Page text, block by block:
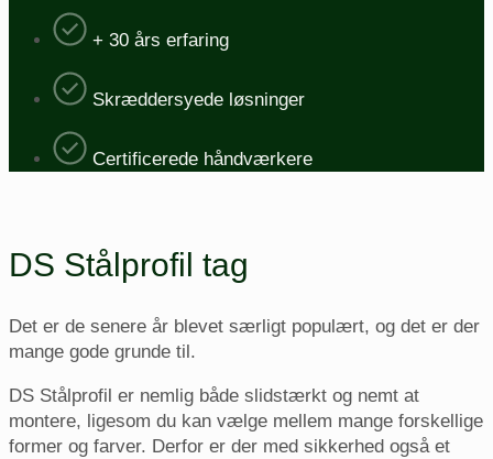
+ 30 års erfaring
Skræddersyede løsninger
Certificerede håndværkere
DS Stålprofil tag
Det er de senere år blevet særligt populært, og det er der
mange gode grunde til.
DS Stålprofil er nemlig både slidstærkt og nemt at
montere, ligesom du kan vælge mellem mange forskellige
former og farver. Derfor er der med sikkerhed også et